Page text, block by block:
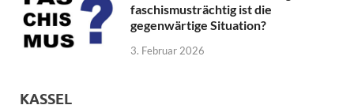
faschismusträchtig ist die
gegenwärtige Situation?
3. Februar 2026
KASSEL